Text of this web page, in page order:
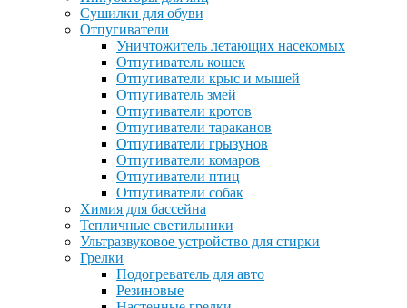
Сушилки для обуви
Отпугиватели
Уничтожитель летающих насекомых
Отпугиватель кошек
Отпугиватели крыс и мышей
Отпугиватель змей
Отпугиватели кротов
Отпугиватели тараканов
Отпугиватели грызунов
Отпугиватели комаров
Отпугиватели птиц
Отпугиватели собак
Химия для бассейна
Тепличные светильники
Ультразвуковое устройство для стирки
Грелки
Подогреватель для авто
Резиновые